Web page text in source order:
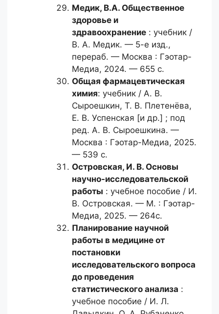
Медик, В.А. Общественное
здоровье и
здравоохранение : учебник /
В. А. Медик. — 5-е изд.,
перераб. — Москва : Гэотар-
Медиа, 2024. — 655 с.
Общая фармацевтическая
химия: учебник / А. В.
Сыроешкин, Т. В. Плетенёва,
Е. В. Успенская [и др.] ; под
ред. А. В. Сыроешкина. —
Москва : Гэотар-Медиа, 2025.
— 539 с.
Островская, И. В. Основы
научно-исследовательской
работы : учебное пособие / И.
В. Островская. — М. : Гэотар-
Медиа, 2025. — 264с.
Планирование научной
работы в медицине от
постановки
исследовательского вопроса
до проведения
статистического анализа :
учебное пособие / И. Л.